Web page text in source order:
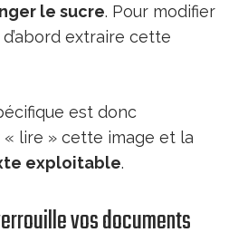
le sucre. Pour modifier
extraire cette
est donc
lire » cette image et la
exploitable.
vos documents